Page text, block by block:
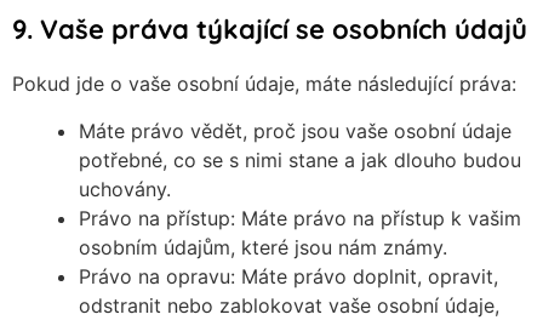
9. Vaše práva týkající se osobních údajů
Pokud jde o vaše osobní údaje, máte následující práva:
Máte právo vědět, proč jsou vaše osobní údaje
potřebné, co se s nimi stane a jak dlouho budou
uchovány.
Právo na přístup: Máte právo na přístup k vašim
osobním údajům, které jsou nám známy.
Právo na opravu: Máte právo doplnit, opravit,
odstranit nebo zablokovat vaše osobní údaje,